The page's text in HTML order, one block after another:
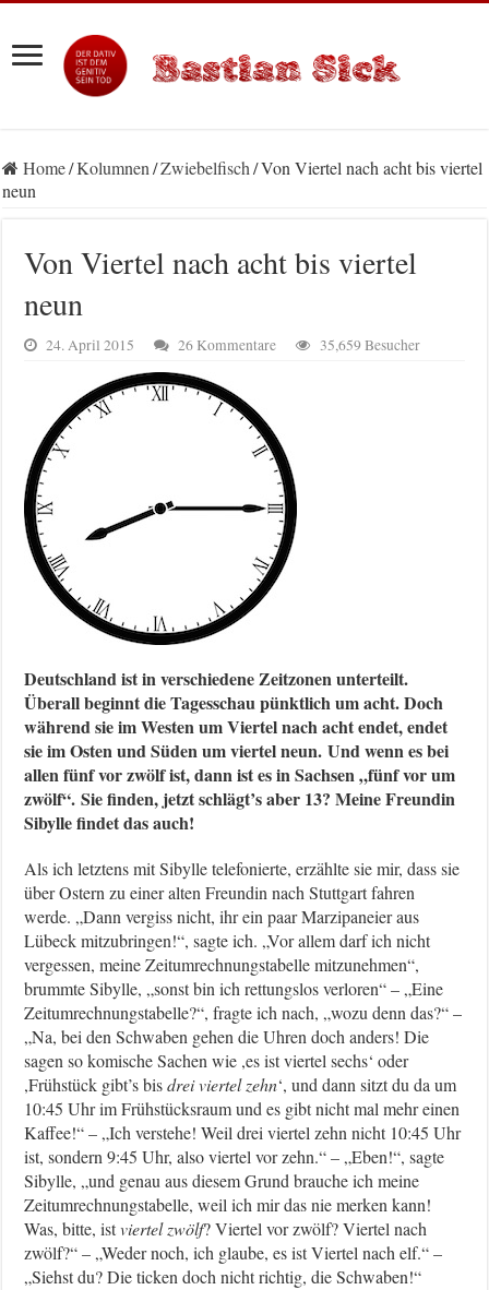
Home/Kolumnen/Zwiebelfisch/Von Viertel nach acht bis viertel
neun
Von Viertel nach acht bis viertel
neun
24. April 2015 26 Kommentare 35,659 Besucher
Deutschland ist in verschiedene Zeitzonen unterteilt.
Überall beginnt die Tagesschau pünktlich um acht. Doch
während sie im Westen um Viertel nach acht endet, endet
sie im Osten und Süden um viertel neun.Und wenn es bei
allen fünf vor zwölf ist, dann ist es in Sachsen „fünf vor um
zwölf“.Sie finden, jetzt schlägt’s aber 13? Meine Freundin
Sibylle findet das auch!
Als ich letztens mit Sibylle telefonierte, erzählte sie mir, dass sie
über Ostern zu einer alten Freundin nach Stuttgart fahren
werde. „Dann vergiss nicht, ihr ein paar Marzipaneier aus
Lübeck mitzubringen!“, sagte ich. „Vor allem darf ich nicht
vergessen, meine Zeitumrechnungstabelle mitzunehmen“,
brummte Sibylle, „sonst bin ich rettungslos verloren“ – „Eine
Zeitumrechnungstabelle?“, fragte ich nach, „wozu denn das?“ –
„Na, bei den Schwaben gehen die Uhren doch anders! Die
sagen so komische Sachen wie ,es ist viertel sechs‘ oder
,Frühstück gibt’s bisdrei viertel zehn‘, und dann sitzt du da um
10:45 Uhr im Frühstücksraum und es gibt nicht mal mehr einen
Kaffee!“ – „Ich verstehe! Weil drei viertel zehn nicht 10:45 Uhr
ist, sondern 9:45 Uhr, also viertel vor zehn.“ – „Eben!“, sagte
Sibylle, „und genau aus diesem Grund brauche ich meine
Zeitumrechnungstabelle, weil ich mir das nie merken kann!
Was, bitte, istviertel zwölf? Viertel vor zwölf? Viertel nach
zwölf?“ – „Weder noch, ich glaube, es ist Viertel nach elf.“ –
„Siehst du? Die ticken doch nicht richtig, die Schwaben!“